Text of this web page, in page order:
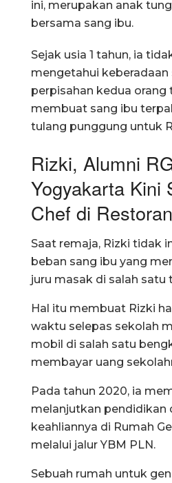
ini, merupakan anak
bersama sang ibu.
Sejak usia 1 tahun, ia
mengetahui keberadaan
perpisahan kedua orang
membuat sang ibu
tulang punggung untuk
Rizki, Alumni
Yogyakarta Kini
Chef di
Saat remaja, Rizki tidak
beban sang ibu yang
juru masak di salah
Hal itu membuat Rizki
waktu selepas sekolah
mobil di salah satu
membayar uang
Pada tahun 2020, ia
melanjutkan pendidikan
keahliannya di Rumah
melalui jalur YBM PLN.
Sebuah rumah untuk